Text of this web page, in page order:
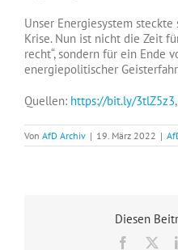
Unser Energiesystem
Krise. Nun ist nicht die Zeit
recht“, sondern für ein Ende
energiepolitischer
Quellen: https://bit.ly/3tlZ5z3,
Von AfD Archiv | 19. März 2022 |
Diesen
Facebook